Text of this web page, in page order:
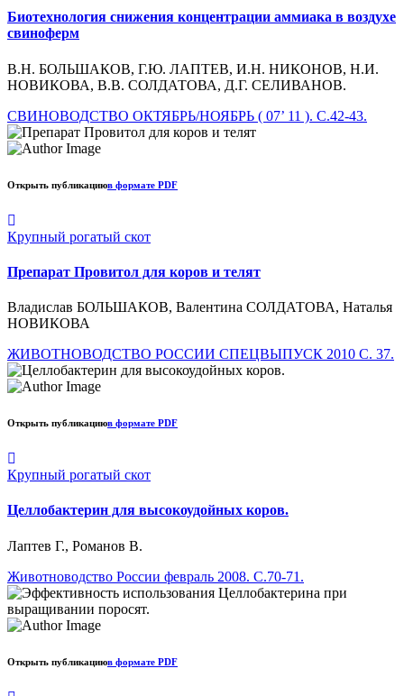
Биотехнология снижения концентрации аммиака в воздухе
свиноферм
В.Н. БОЛЬШАКОВ, Г.Ю. ЛАПТЕВ, И.Н. НИКОНОВ, Н.И.
НОВИКОВА, В.В. СОЛДАТОВА, Д.Г. СЕЛИВАНОВ.
СВИНОВОДСТВО ОКТЯБРЬ/НОЯБРЬ ( 07’ 11 ). С.42-43.
Открыть публикациюв формате PDF
Крупный рогатый скот
Препарат Провитол для коров и телят
Владислав БОЛЬШАКОВ, Валентина СОЛДАТОВА, Наталья
НОВИКОВА
ЖИВОТНОВОДСТВО РОССИИ СПЕЦВЫПУСК 2010 С. 37.
Открыть публикациюв формате PDF
Крупный рогатый скот
Целлобактерин для высокоудойных коров.
Лаптев Г., Романов В.
Животноводство России февраль 2008. С.70-71.
Открыть публикациюв формате PDF